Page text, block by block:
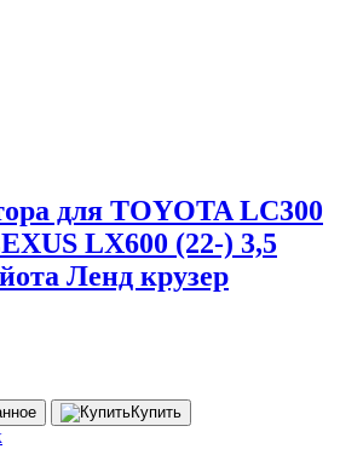
для TOYOTA LC300
LX600 (22-) 3,5
Ленд крузер
Купить